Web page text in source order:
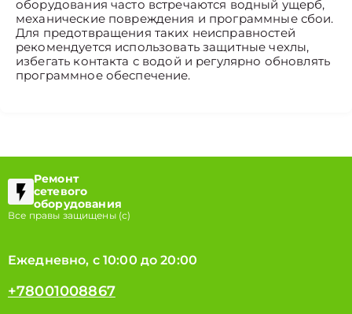
оборудования часто встречаются водный ущерб,
механические повреждения и программные сбои.
Для предотвращения таких неисправностей
рекомендуется использовать защитные чехлы,
избегать контакта с водой и регулярно обновлять
программное обеспечение.
Ремонт
сетевого
оборудования
Все правы защищены (с)
Ежедневно, с 10:00 до 20:00
+78001008867